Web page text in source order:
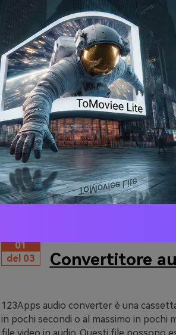
[online e veloce
Parte 2. Come estrarre l'audio
Parte 3. Le 2 migliori app per
[applicazione di terze parti
Part 3. Come
video su Web/
[Online e veloce].
I primi tre metodi sono incentrati
si stia utilizzando.
01
del 03
Convertitore
123Apps audio converter è una
in pochi secondi o al massimo in